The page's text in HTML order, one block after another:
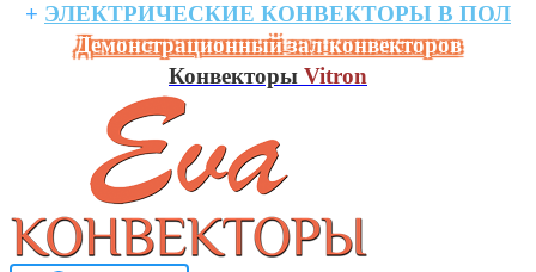
+ ЭЛЕКТРИЧЕСКИЕ КОHВЕКТОРЫ В ПОЛ
Демонстрационный зал конвекторов
Конвекторы Vitron